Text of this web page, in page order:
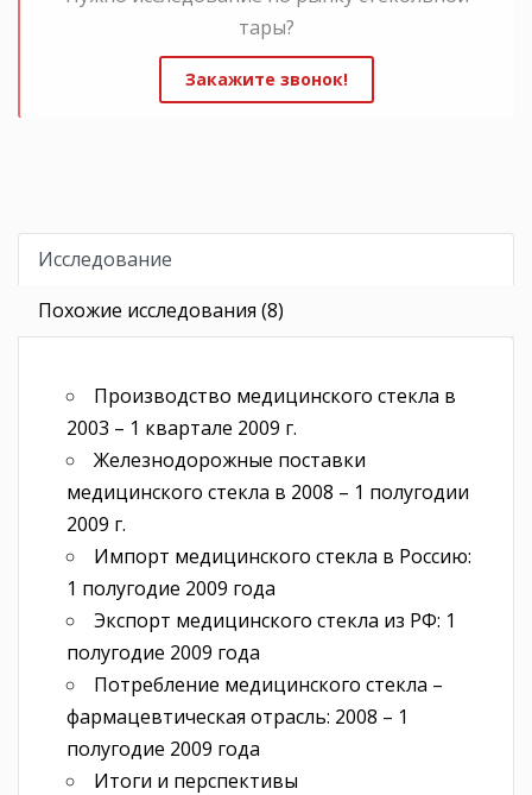
тары?
Закажите звонок!
Исследование
Похожие исследования (8)
Производство медицинского стекла в
2003 – 1 квартале 2009 г.
Железнодорожные поставки
медицинского стекла в 2008 – 1 полугодии
2009 г.
Импорт медицинского стекла в Россию:
1 полугодие 2009 года
Экспорт медицинского стекла из РФ: 1
полугодие 2009 года
Потребление медицинского стекла –
фармацевтическая отрасль: 2008 – 1
полугодие 2009 года
Итоги и перспективы